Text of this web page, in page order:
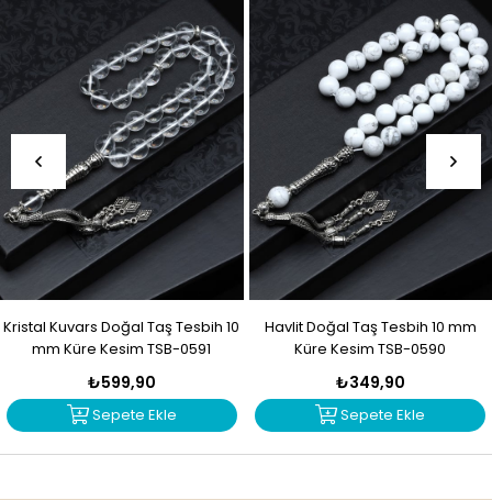
Kristal Kuvars Doğal Taş Tesbih 10
mm Küre Kesim TSB-0591
₺599,90
Sepete Ekle
Havlit Doğal Taş Tesbih 10 mm
Küre Kesim TSB-0590
₺349,90
Sepete Ekle